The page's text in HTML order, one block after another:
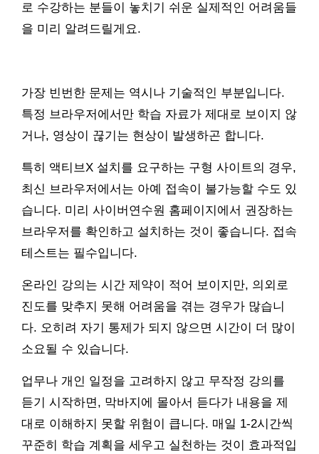
로 수강하는 분들이 놓치기 쉬운 실제적인 어려움들
을 미리 알려드릴게요.
가장 빈번한 문제는 역시나 기술적인 부분입니다.
특정 브라우저에서만 학습 자료가 제대로 보이지 않
거나, 영상이 끊기는 현상이 발생하곤 합니다.
특히 액티브X 설치를 요구하는 구형 사이트의 경우,
최신 브라우저에서는 아예 접속이 불가능할 수도 있
습니다. 미리 사이버연수원 홈페이지에서 권장하는
브라우저를 확인하고 설치하는 것이 좋습니다. 접속
테스트는 필수입니다.
온라인 강의는 시간 제약이 적어 보이지만, 의외로
진도를 맞추지 못해 어려움을 겪는 경우가 많습니
다. 오히려 자기 통제가 되지 않으면 시간이 더 많이
소요될 수 있습니다.
업무나 개인 일정을 고려하지 않고 무작정 강의를
듣기 시작하면, 막바지에 몰아서 듣다가 내용을 제
대로 이해하지 못할 위험이 큽니다. 매일 1-2시간씩
꾸준히 학습 계획을 세우고 실천하는 것이 효과적입